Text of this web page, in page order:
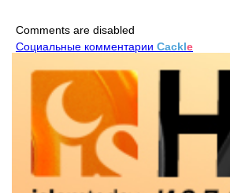
Comments are disabled
Социальные комментарии Cackle